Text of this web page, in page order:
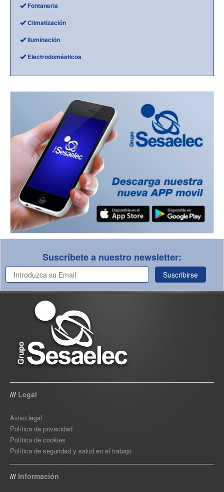
Fontaneria
Climatización
Iluminación
Electrodomésticos
Suscríbete a nuestro newsletter:
Suscribirse
/// Legal
Aviso legal
Política de privacidad
Política de cookies
Política de seguridad y salud en el trabajo
/// Información